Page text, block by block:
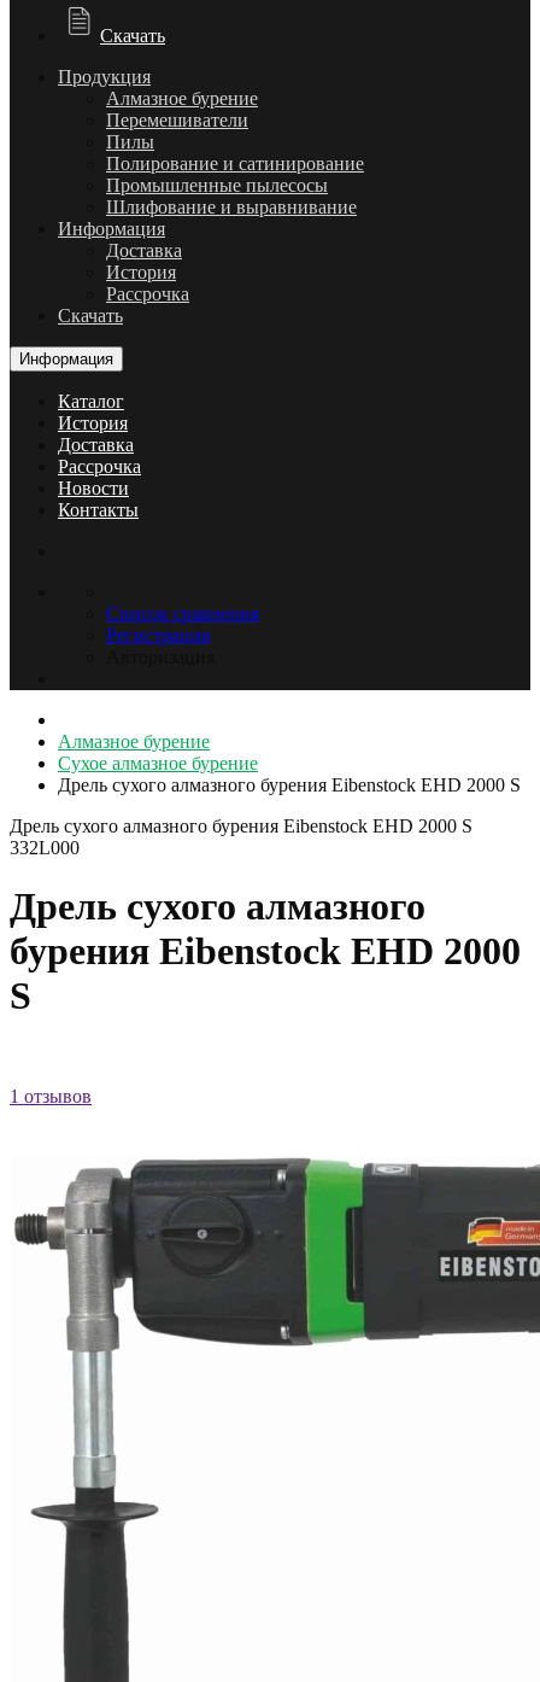
Скачать
Продукция
Алмазное бурение
Перемешиватели
Пилы
Полирование и сатинирование
Промышленные пылесосы
Шлифование и выравнивание
Информация
Доставка
История
Рассрочка
Скачать
Информация
Каталог
История
Доставка
Рассрочка
Новости
Контакты
Список сравнения
Регистрация
Алмазное бурение
Сухое алмазное бурение
Дрель сухого алмазного бурения Eibenstock EHD 2000 S
Дрель сухого алмазного бурения Eibenstock EHD 2000 S
332L000
Дрель сухого алмазного
бурения Eibenstock EHD 2000
S
1 отзывов